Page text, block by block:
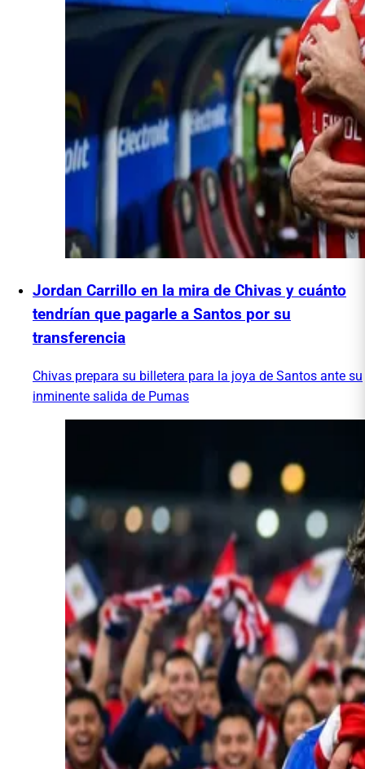
Jordan Carrillo en la mira de Chivas y cuánto
tendrían que pagarle a Santos por su
transferencia
Chivas prepara su billetera para la joya de Santos ante su
inminente salida de Pumas